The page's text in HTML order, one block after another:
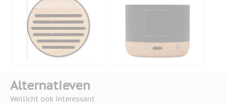
Alternatieven
Wellicht ook interessant